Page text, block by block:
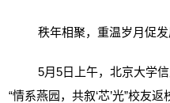
秩年相聚，重温岁月促
5月5日上午，北京大学
“情系燕园，共叙‘芯’光”校友